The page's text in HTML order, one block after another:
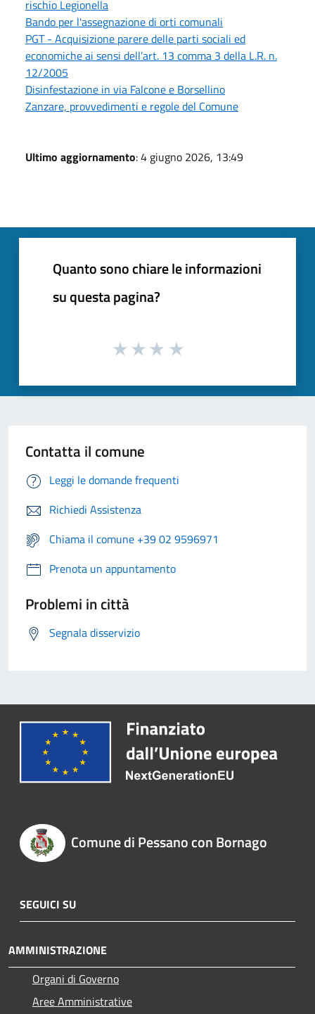
rischio Legionella
Bando per l'assegnazione di orti comunali
PGT - Acquisizione parere delle parti sociali ed
economiche ai sensi dell’art. 13 comma 3 della L.R. n.
12/2005
Disinfestazione in via Falcone e Borsellino
Zanzare, provvedimenti e regole del Comune
Ultimo aggiornamento: 4 giugno 2026, 13:49
Quanto sono chiare le informazioni
su questa pagina?
Contatta il comune
Leggi le domande frequenti
Richiedi Assistenza
Chiama il comune +39 02 9596971
Prenota un appuntamento
Problemi in città
Segnala disservizio
Comune di Pessano con Bornago
SEGUICI SU
AMMINISTRAZIONE
Organi di Governo
Aree Amministrative